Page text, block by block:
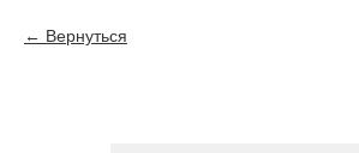
Вернуться